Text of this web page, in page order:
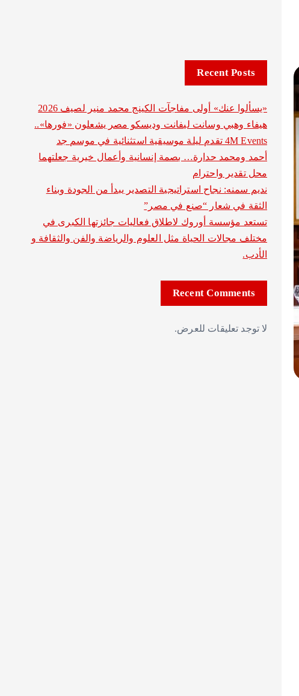
Recent Posts
«يسألوا عنك» أولى مفاجآت الكينج محمد منير لصيف 2026
هيفاء وهبي وسانت ليفانت وديسكو مصر يشعلون «فورها»..
4M Events تقدم ليلة موسيقية استثنائية في موسم جد
أحمد ومحمد حدارة… بصمة إنسانية وأعمال خيرية جعلتهما
محل تقدير واحترام
نديم سمنه: نجاح استراتيجية التصدير يبدأ من الجودة وبناء
الثقة في شعار “صنع في مصر”
تستعد مؤسسة أوروك لاطلاق فعاليات جائزتها الكبرى في
مختلف مجالات الحياة مثل العلوم والرياضة والفن والثقافة و
الأدب.
Recent Comments
لا توجد تعليقات للعرض.